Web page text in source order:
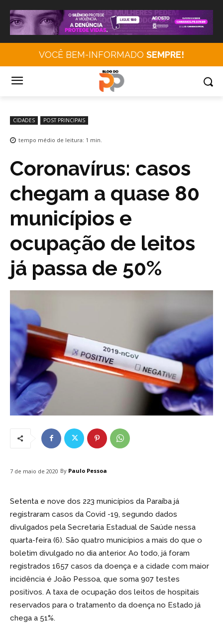
VOCÊ BEM-INFORMADO SEMPRE!
CIDADES POST PRINCIPAIS
tempo médio de leitura: 1 min.
Coronavírus: casos
chegam a quase 80
municípios e
ocupação de leitos
já passa de 50%
7 de maio de 2020 By Paulo Pessoa
Setenta e nove dos 223 municípios da Paraíba já
registraram casos da Covid -19, segundo dados
divulgados pela Secretaria Estadual de Saúde nessa
quarta-feira (6). São quatro municípios a mais do que o
boletim divulgado no dia anterior. Ao todo, já foram
registrados 1657 casos da doença e a cidade com maior
incidência é João Pessoa, que soma 907 testes
positivos. A taxa de ocupação dos leitos de hospitais
reservados para o tratamento da doença no Estado já
chega a 51%.